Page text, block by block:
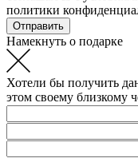
политики
Намекнуть о подарке
Хотели бы получить
этом своему близкому